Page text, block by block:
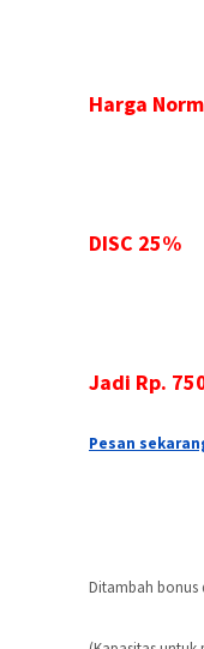
Harga
DISC 25%
Jadi Rp.
Pesan
Ditambah bonus